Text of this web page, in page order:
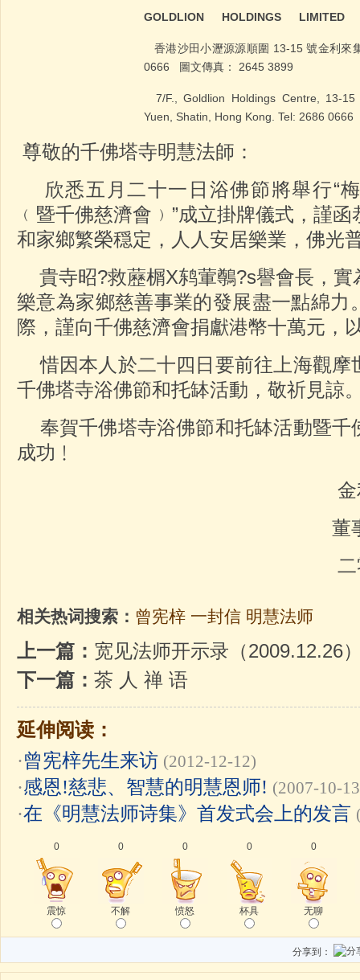
GOLDLION HOLDINGS LIMITED
香港沙田小瀝源源順圍 13-15 號金利
0666 圖文傳真： 2645 3899
7/F., Goldlion Holdings Centre, 13-
Yuen, Shatin, Hong Kong. Tel: 2686
尊敬的千佛塔寺明慧法師：
欣悉五月二十一日浴佛節將舉行“
﹙暨千佛慈濟會﹚”成立掛牌儀式，謹
和家鄉繁榮穏定，人人安居樂業，佛光
貴寺昭?救藶榍Х鸫葷鷷?s譽會長，實
樂意為家鄉慈善事業的發展盡一點綿力
際，謹向千佛慈濟會捐獻港幣十萬元，
惜因本人於二十四日要前往上海觀摩
千佛塔寺浴佛節和托缽活動，敬祈見諒
奉賀千佛塔寺浴佛節和托缽活動暨千
成功﹗
金利來集團有
董事局主席曾
二零一零年五
相关热词搜索： 曾宪梓 一封信 明慧法师
上一篇： 宽见法师开示录（
下一篇： 茶 人 禅 语
延伸阅读：
·曾宪梓先生来访 (2012-12-12)
·感恩!慈悲、智慧的明慧恩师! (2007-10-
·在《明慧法师诗集》首发式会上的发言
0
震惊
0
不解
0
愤怒
0
杯具
0
无聊
分享到：